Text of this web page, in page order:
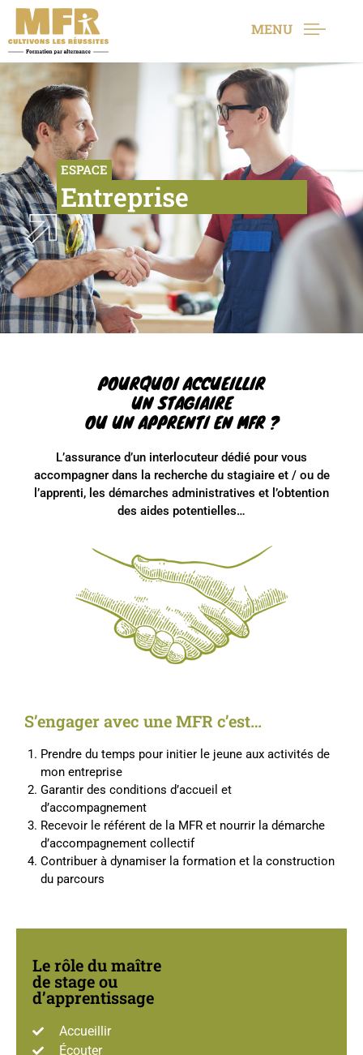
MENU
ESPACE
Entreprise
POURQUOI ACCUEILLIR
UN STAGIAIRE
OU UN APPRENTI EN MFR ?
L’assurance d’un interlocuteur dédié pour vous
accompagner dans la recherche du stagiaire et / ou de
l’apprenti, les démarches administratives et l’obtention
des aides potentielles…
S’engager avec une MFR c’est…
Prendre du temps pour initier le jeune aux activités de
mon entreprise
Garantir des conditions d’accueil et
d’accompagnement
Recevoir le référent de la MFR et nourrir la démarche
d’accompagnement collectif
Contribuer à dynamiser la formation et la construction
du parcours
Le rôle du maître
de stage ou
d’apprentissage
Accueillir
Écouter